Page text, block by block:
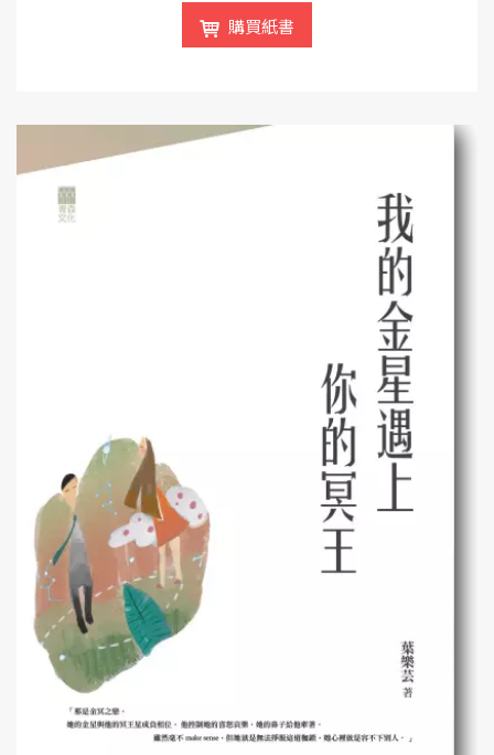
購買紙書